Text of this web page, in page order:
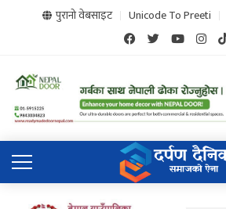
पुरानो वेबसाइट Unicode To Preeti